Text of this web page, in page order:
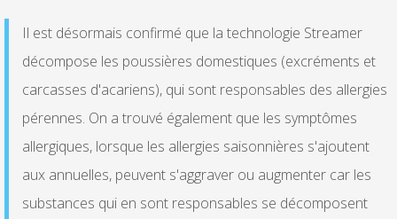
Il est désormais confirmé que la technologie Streamer
décompose les poussières domestiques (excréments et
carcasses d'acariens), qui sont responsables des allergies
pérennes. On a trouvé également que les symptômes
allergiques, lorsque les allergies saisonnières s'ajoutent
aux annuelles, peuvent s'aggraver ou augmenter car les
substances qui en sont responsables se décomposent